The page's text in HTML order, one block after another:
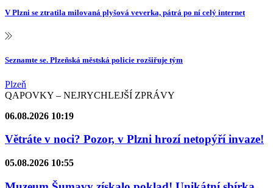
V Plzni se ztratila milovaná plyšová veverka, pátrá po ní celý internet
Seznamte se. Plzeňská městská policie rozšiřuje tým
Plzeň
QAPOVKY – NEJRYCHLEJŠÍ ZPRÁVY
06.08.2026 10:19
Větráte v noci? Pozor, v Plzni hrozí netopýří invaze!
05.08.2026 10:55